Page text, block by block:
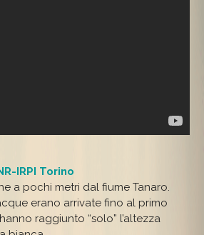
IRPI Torino
a pochi metri dal fiume Tanaro.
erano arrivate fino al primo
raggiunto “solo” l’altezza